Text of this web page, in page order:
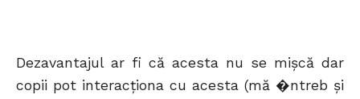
Dezavantajul ar fi că acesta nu se mişcă dar
copii pot interacţiona cu acesta (mă �ntreb şi